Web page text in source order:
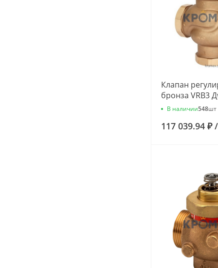
Клапан
бронза VRB3
Rp1 1/2"
В наличии548шт
117 039.94 ₽/